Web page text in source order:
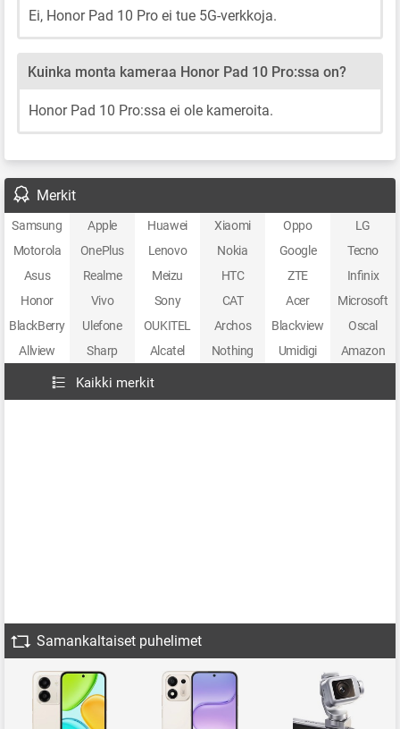
Ei, Honor Pad 10 Pro ei tue 5G-verkkoja.
Kuinka monta kameraa Honor Pad 10 Pro:ssa on?
Honor Pad 10 Pro:ssa ei ole kameroita.
Merkit
Samsung Apple Huawei Xiaomi Oppo
LG
Motorola
OnePlus Lenovo Nokia Google
Tecno
Asus
Realme Meizu HTC ZTE
Infinix
Honor
Vivo Sony CAT Acer
Microsoft
BlackBerry
Ulefone OUKITEL Archos Blackview
Oscal
Allview
Sharp Alcatel Nothing Umidigi Amazon
Kaikki merkit
Samankaltaiset puhelimet